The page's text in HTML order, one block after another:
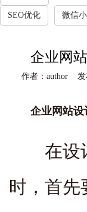
SEO优化 微信
企业网
作者：author 发
企业网站设
在设
时，首先